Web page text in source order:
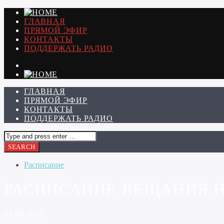
ГЛАВНАЯ
ПРЯМОЙ ЭФИР
КОНТАКТЫ
ПОДДЕРЖАТЬ РАДИО
ГЛАВНАЯ
ПРЯМОЙ ЭФИР
КОНТАКТЫ
ПОДДЕРЖАТЬ РАДИО
Расписание